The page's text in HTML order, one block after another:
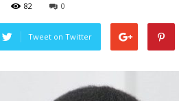
82 0
Tweet on Twitter